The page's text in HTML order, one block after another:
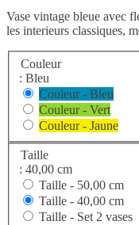
Vase vintage bleue avec
les interieurs classiques,
Couleur
: Bleu
Couleur - Bleu
Couleur - Vert
Couleur - Jaune
Taille
: 40,00 cm
Taille - 50,00 cm
Taille - 40,00 cm
Taille - Set 2 vases